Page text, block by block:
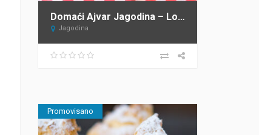
Domaći Ajvar Jagodina – Loćika
Jagodina
Promovisano